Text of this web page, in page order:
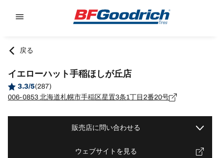
戻る
イエローハット手稲ほしが丘店
3.3/5(287)
006-0853 北海道札幌市手稲区星置3条1丁目2番20号
販売店に問い合わせる
ウェブサイトを見る